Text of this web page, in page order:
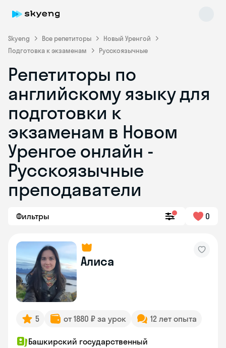
Skyeng Все репетиторы
Новый Уренгой
Подготовка к экзаменам
Русскоязычные
Репетиторы по
английскому языку для
подготовки к
экзаменам в Новом
Уренгое онлайн -
Русскоязычные
преподаватели
Фильтры 0
Алиса
5 от 1880 ₽ за урок 12 лет опыта
Башкирский государственный
Skyeng Chat